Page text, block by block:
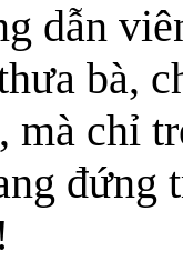
dẫn
bà,
mà chỉ
đứng